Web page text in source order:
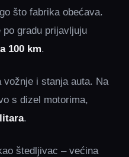
što fabrika obećava.
gradu prijavljuju
100 km.
i stanja auta. Na
s dizel motorima,
.
štedljivac – većina